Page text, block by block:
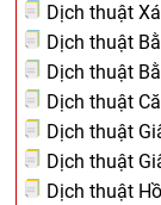
Dịch thuật
Dịch thuật
Dịch thuật
Dịch thuật
Dịch thuật
Dịch thuật
Dịch thuật